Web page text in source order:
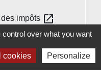
impôts open_in_new
erreur sur cette page
over what you want
cookies Personalize